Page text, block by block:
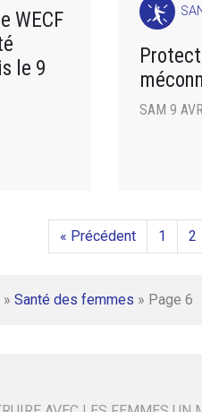
WECF
le 9
SAM 9
« Précédent 1 2
» Santé des femmes » Page 6